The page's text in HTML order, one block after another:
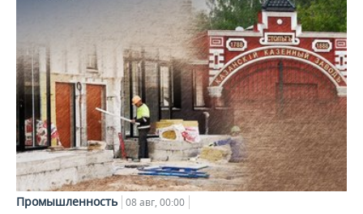
Промышленность 08 авг, 00:00